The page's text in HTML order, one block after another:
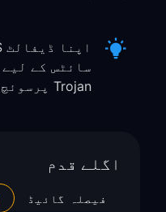
Trojan پرسوئچ کریں۔
اگلے قدم
فیصلہ گائیڈ